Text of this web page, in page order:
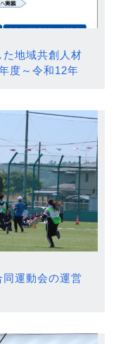
地域共創人材
度～令和12年
運動会の運営